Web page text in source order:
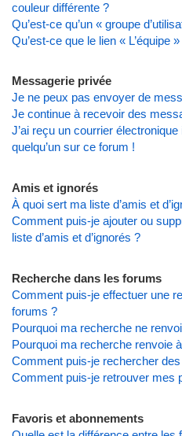
couleur différente ?
Qu’est-ce qu’un « groupe
Qu’est-ce que le lien « L’équipe
Messagerie privée
Je ne peux pas envoyer de
Je continue à recevoir des
J’ai reçu un courrier
quelqu’un sur ce forum !
Amis et ignorés
À quoi sert ma liste d’amis et
Comment puis-je ajouter ou
liste d’amis et d’ignorés ?
Recherche dans les forums
Comment puis-je effectuer une
forums ?
Pourquoi ma recherche ne
Pourquoi ma recherche renvoie
Comment puis-je rechercher
Comment puis-je retrouver mes
Favoris et abonnements